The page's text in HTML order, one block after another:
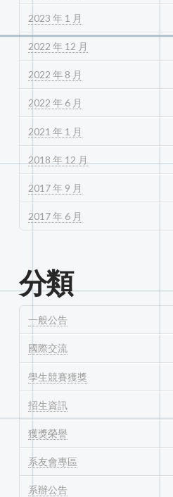
2023 年 1 月
2022 年 12 月
2022 年 8 月
2022 年 6 月
2021 年 1 月
2018 年 12 月
2017 年 9 月
2017 年 6 月
分類
一般公告
國際交流
學生競賽獲獎
招生資訊
獲獎榮譽
系友會專區
系辦公告